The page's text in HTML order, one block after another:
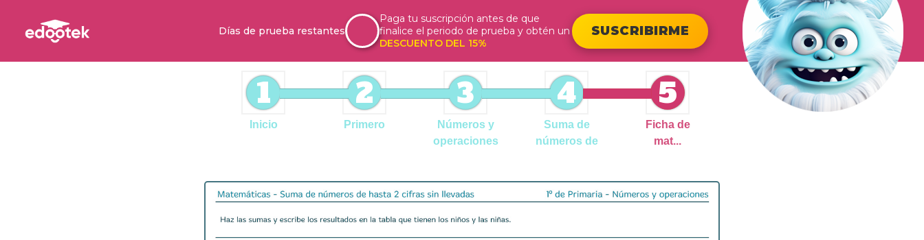
Días de prueba restantes
Paga tu suscripción antes de que
finalice el periodo de prueba y obtén un
DESCUENTO DEL 15%
SUSCRIBIRME
1
Inicio
2
Primero
3
Números y
operaciones
4
Suma de
números de
llevadas
5
Ficha de
mat...